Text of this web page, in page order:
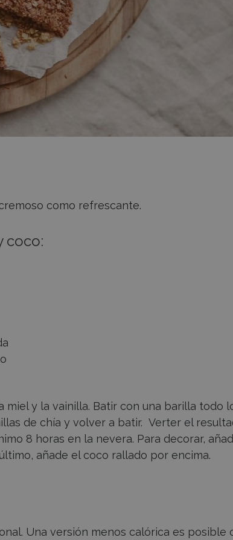
como refrescante.
coco:
miel y la vainilla. Batir con una barilla todo
de chía y volver a batir. Verter el
8 horas en la nevera. Para decorar,
añade el coco rallado por encima.
Una versión menos calórica es posible